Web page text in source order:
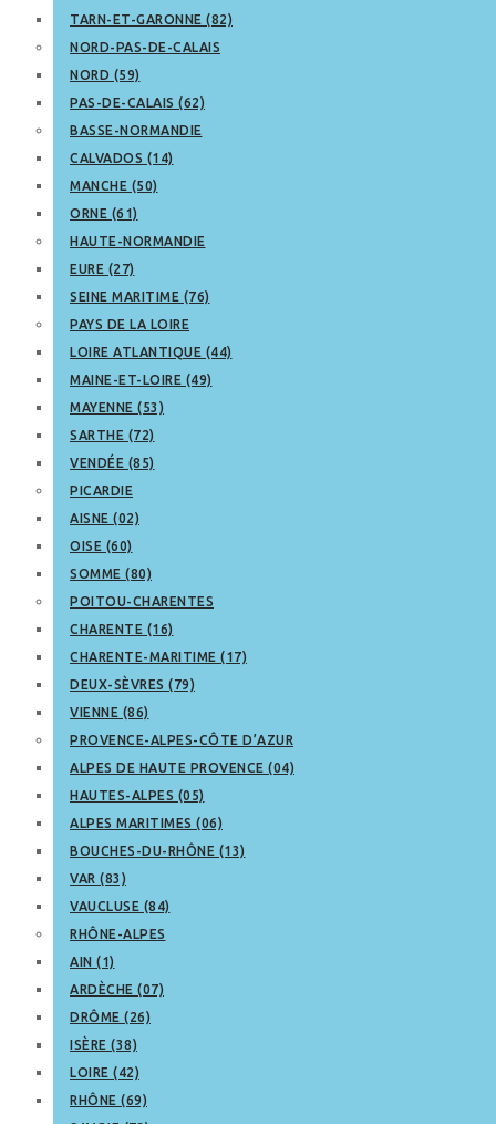
TARN-ET-GARONNE (82)
NORD-PAS-DE-CALAIS
NORD (59)
PAS-DE-CALAIS (62)
BASSE-NORMANDIE
CALVADOS (14)
MANCHE (50)
ORNE (61)
HAUTE-NORMANDIE
EURE (27)
SEINE MARITIME (76)
PAYS DE LA LOIRE
LOIRE ATLANTIQUE (44)
MAINE-ET-LOIRE (49)
MAYENNE (53)
SARTHE (72)
VENDÉE (85)
PICARDIE
AISNE (02)
OISE (60)
SOMME (80)
POITOU-CHARENTES
CHARENTE (16)
CHARENTE-MARITIME (17)
DEUX-SÈVRES (79)
VIENNE (86)
PROVENCE-ALPES-CÔTE D’AZUR
ALPES DE HAUTE PROVENCE (04)
HAUTES-ALPES (05)
ALPES MARITIMES (06)
BOUCHES-DU-RHÔNE (13)
VAR (83)
VAUCLUSE (84)
RHÔNE-ALPES
AIN (1)
ARDÈCHE (07)
DRÔME (26)
ISÈRE (38)
LOIRE (42)
RHÔNE (69)